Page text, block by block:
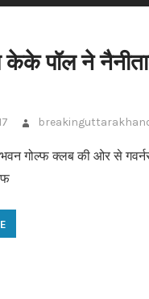
केके पॉल ने
गोल्फ क्लब की ओर से